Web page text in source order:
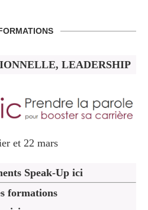
LEADERSHIP
et 22 mars
Speak-Up ici
formations